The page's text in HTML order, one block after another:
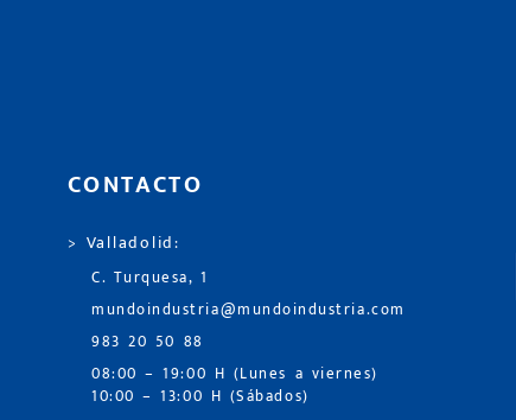
CONTACTO
> Valladolid:
C. Turquesa, 1
mundoindustria@mundoindustria.com
983 20 50 88
08:00 – 19:00 H (Lunes a viernes)
10:00 – 13:00 H (Sábados)